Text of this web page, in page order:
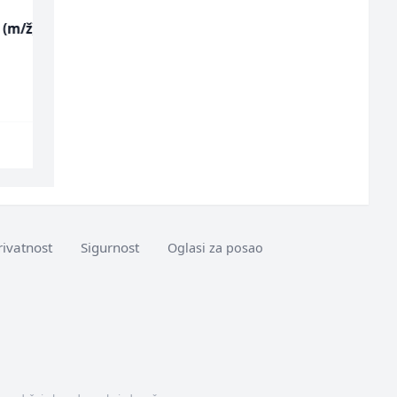
Sigurnost Oglasi za posao